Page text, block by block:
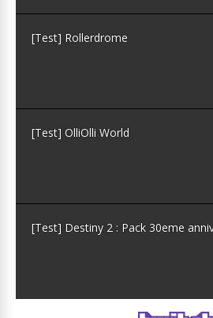
[Test] Rollerdrome
[Test] OlliOlli World
[Test] Destiny 2 : Pack 30eme